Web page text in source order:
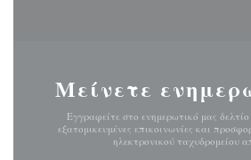
Μείνετε
Εγγραφείτε στο ενημερωτικό μας
εξατομικευμένες επικοινωνίες και
ηλεκτρονικού ταχυδρομείου